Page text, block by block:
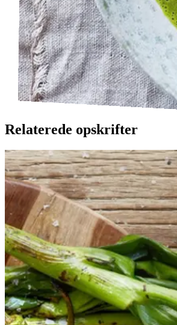
Relaterede opskrifter
t med
r ogog
sauce
sauce